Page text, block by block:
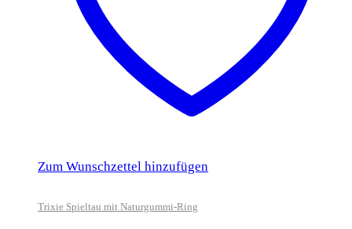
Zum Wunschzettel hinzufügen
Trixie Spieltau mit Naturgummi-Ring